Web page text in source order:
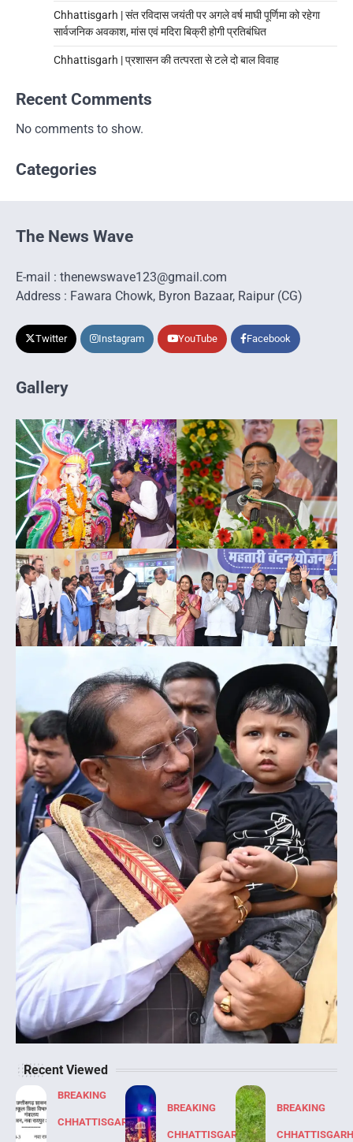
Chhattisgarh | संत रविदास जयंती पर अगले वर्ष माघी पूर्णिमा को रहेगा
सार्वजनिक अवकाश, मांस एवं मदिरा बिक्री होगी प्रतिबंधित
Chhattisgarh | प्रशासन की तत्परता से टले दो बाल विवाह
Recent Comments
No comments to show.
Categories
The News Wave
E-mail : thenewswave123@gmail.com
Address : Fawara Chowk, Byron Bazaar, Raipur (CG)
Twitter Instagram YouTube Facebook
Gallery
Recent Viewed
BREAKING
CHHATTISGARH
BREAKING
CHHATTISGARH
BREAKING